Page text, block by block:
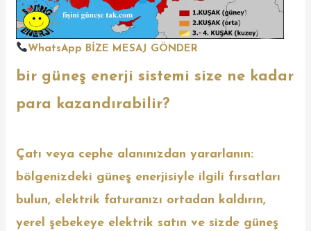
WhatsApp BİZE MESAJ GÖNDER
bir güneş enerji sistemi size ne kadar
para kazandırabilir?
Çatı veya cephe alanınızdan yararlanın:
bölgenizdeki güneş enerjisiyle ilgili fırsatları
bulun, elektrik faturanızı ortadan kaldırın,
yerel şebekeye elektrik satın ve sizde güneş